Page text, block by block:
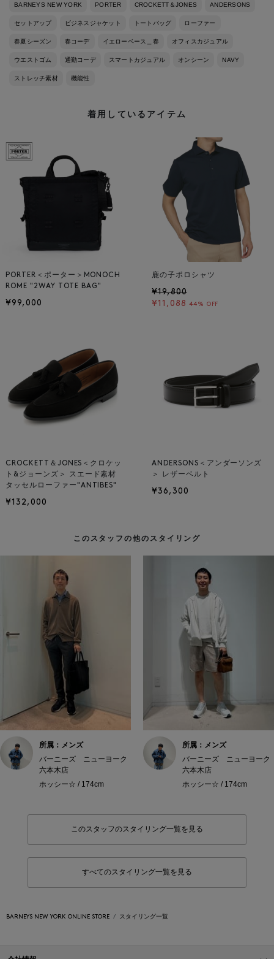
BARNEYS NEW YORK PORTER CROCKETT＆JONES ANDERSONS
セットアップ ビジネスジャケット トートバッグ ローファー
春夏シーズン 春コーデ イエローベース＿春 オフィスカジュアル
ウエストゴム 通勤コーデ スマートカジュアル オンシーン NAVY
ストレッチ素材 機能性
着用しているアイテム
PORTER＜ポーター＞MONOCH
ROME "2WAY TOTE BAG"
¥99,000
鹿の子ポロシャツ
¥19,800
¥11,088 44% OFF
CROCKETT＆JONES＜クロケッ
ト&ジョーンズ＞ スエード素材
タッセルローファー"ANTIBES"
¥132,000
ANDERSONS＜アンダーソンズ
＞ レザーベルト
¥36,300
このスタッフの他のスタイリング
所属：メンズ
バーニーズ ニューヨーク
六本木店
ホッシー☆ / 174cm
所属：メンズ
バーニーズ ニューヨーク
六本木店
ホッシー☆ / 174cm
このスタッフのスタイリング一覧を見る
すべてのスタイリング一覧を見る
BARNEYS NEW YORK ONLINE STORE スタイリング一覧